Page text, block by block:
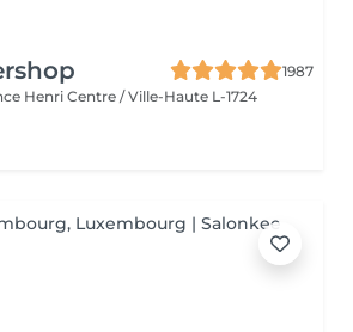
1987
Henri Centre / Ville-Haute L-1724